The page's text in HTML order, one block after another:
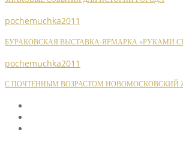
pochemuchka2011
БУРАКОВСКАЯ ВЫСТАВКА-ЯРМАРКА «РУКАМИ
pochemuchka2011
С ПОЧТЕННЫМ ВОЗРАСТОМ НОВОМОСКОВСКИЙ